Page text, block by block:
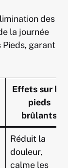
des
la journée
garant
Effets sur les
pieds
brûlants
Réduit la
douleur,
calme les